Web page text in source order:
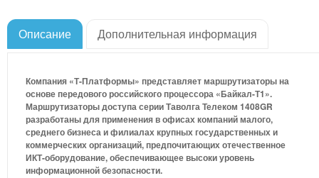
Описание Дополнительная информация
Компания «Т-Платформы» представляет маршрутизаторы на
основе передового российского процессора «Байкал-Т1».
Маршрутизаторы доступа серии Таволга Телеком 1408GR
разработаны для применения в офисах компаний малого,
среднего бизнеса и филиалах крупных государственных и
коммерческих организаций, предпочитающих отечественное
ИКТ-оборудование, обеспечивающее высоки уровень
информационной безопасности.